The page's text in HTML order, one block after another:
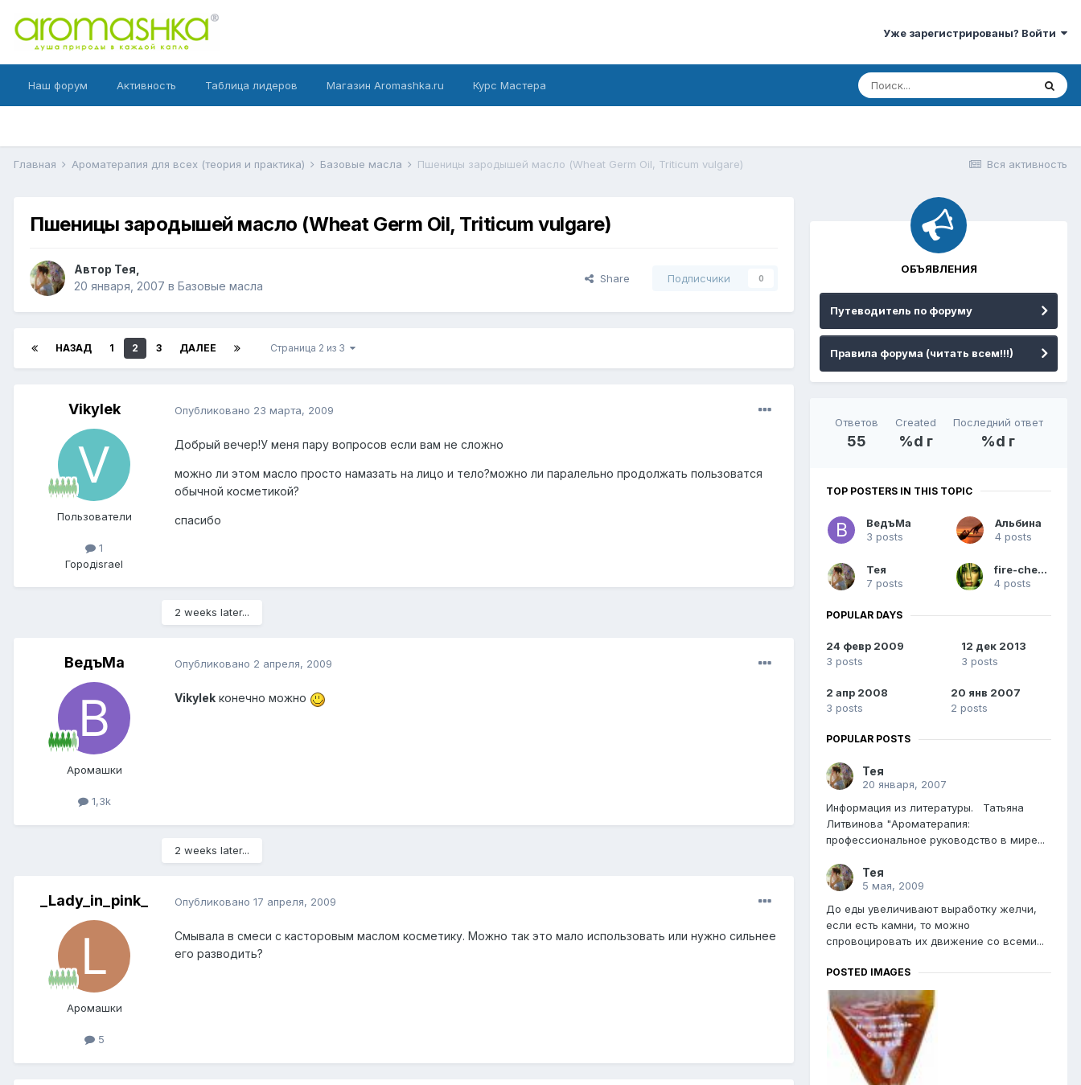
Уже зарегистрированы? Войти
Наш форум Активность Таблица лидеров Магазин Aromashka.ru Курс Мастера
Вся активность
Главная Ароматерапия для всех (теория и практика) Базовые масла Пшеницы зародышей масло (Wheat Germ Oil, Triticum vulgare)
Пшеницы зародышей масло (Wheat Germ Oil, Triticum vulgare)
Автор Тея
20 января, 2007 в Базовые масла
Share Подписчики 0
НАЗАД 1 2 3 ДАЛЕЕ Страница 2 из 3
Vikylek
Пользователи
1
Городisrael
Опубликовано 23 марта, 2009
Добрый вечер!У меня пару вопросов если вам не сложно
можно ли этом масло просто намазать на лицо и тело?можно ли паралельно продолжать пользоватся
обычной косметикой?
спасибо
2 weeks later...
ВедъМа
Аромашки
1,3k
Опубликовано 2 апреля, 2009
Vikylek конечно можно
2 weeks later...
_Lady_in_pink_
Аромашки
5
Опубликовано 17 апреля, 2009
Смывала в смеси с касторовым маслом косметику. Можно так это мало использовать или нужно сильнее
его разводить?
ОБЪЯВЛЕНИЯ
Путеводитель по форуму
Правила форума (читать всем!!!)
Ответов
55
Created
%d г
Последний ответ
%d г
TOP POSTERS IN THIS TOPIC
ВедъМа
3 posts
Альбина
4 posts
Тея
7 posts
fire-cherry
4 posts
POPULAR DAYS
24 февр 2009
3 posts
12 дек 2013
3 posts
2 апр 2008
3 posts
20 янв 2007
2 posts
POPULAR POSTS
Тея
20 января, 2007
Информация из литературы. Татьяна
Литвинова "Ароматерапия:
профессиональное руководство в мире...
Тея
5 мая, 2009
До еды увеличивают выработку желчи,
если есть камни, то можно
спровоцировать их движение со всеми...
POSTED IMAGES